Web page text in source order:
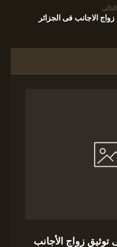
التالى
الاجانب فى الجزائر
زواج الأجانب